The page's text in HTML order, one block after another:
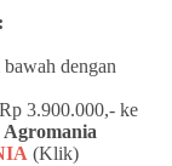
dengan
3.900.000,- ke
Agromania
(Klik)